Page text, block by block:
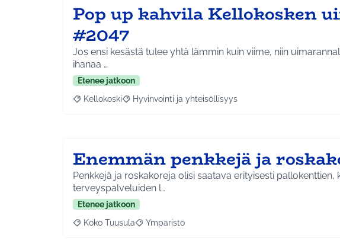
Pop up kahvila Kellokosken
#2047
Jos ensi kesästä tulee yhtä lämmin kuin viime, niin
ihanaa …
Etenee jatkoon
Rajaa tulokset aihepiirin mukaan: Kellokoski
Kellokoski Rajaa tulokset teeman mukaan: Hyvinvointi ja
Hyvinvointi ja yhteisöllisyys
Enemmän penkkejä ja
Penkkejä ja roskakoreja olisi saatava erityisesti pallokenttien,
terveyspalveluiden l…
Etenee jatkoon
Rajaa tulokset aihepiirin mukaan: Koko Tuusula
Koko Tuusula Rajaa tulokset teeman mukaan: Ympäristö
Ympäristö